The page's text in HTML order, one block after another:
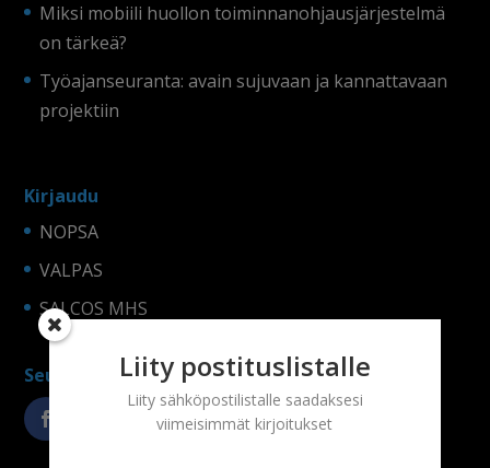
Miksi mobiili huollon toiminnanohjausjärjestelmä
on tärkeä?
Työajanseuranta: avain sujuvaan ja kannattavaan
projektiin
Kirjaudu
NOPSA
VALPAS
SALCOS MHS
Seuraa somessa!Liity postituslistalle
Liity sähköpostilistalle saadaksesi
viimeisimmät kirjoitukset